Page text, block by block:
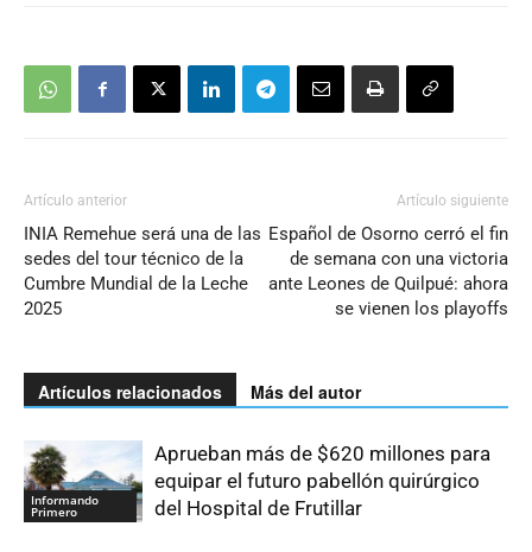
Artículo anterior
INIA Remehue será una de las
sedes del tour técnico de la
Cumbre Mundial de la Leche
2025
Artículo siguiente
Español de Osorno cerró el fin
de semana con una victoria
ante Leones de Quilpué: ahora
se vienen los playoffs
Artículos relacionados Más del autor
Informando
Primero
Aprueban más de $620 millones para
equipar el futuro pabellón quirúrgico
del Hospital de Frutillar